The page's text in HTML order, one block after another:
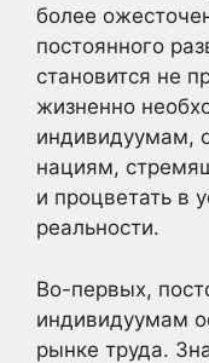
более
постоянного
становится не
жизненно
индивидуумам,
нациям,
и процветать в
реальности.
Во-первых,
индивидуумам
рынке труда.